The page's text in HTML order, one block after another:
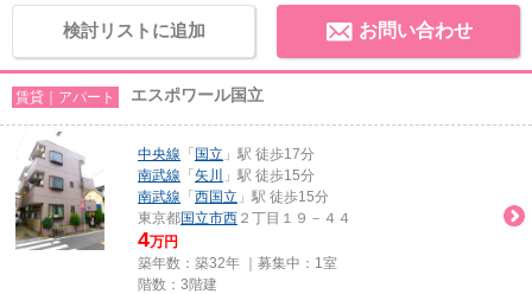
検討リストに追加 お問い合わせ
賃貸｜アパート エスポワール国立
中央線 「 国立 」駅 徒歩17分
南武線 「 矢川
」駅 徒歩15分
南武線 「 西国立 」駅 徒歩15分
東京都国立市西 ２丁目１９－４４
4万円
築年数：築32年 ｜募集中： 1室
階数：3階建